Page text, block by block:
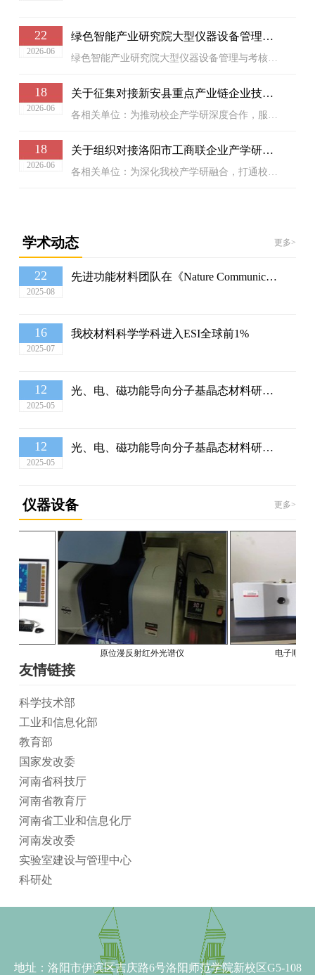
22
2026-06
绿色智能产业研究院大型仪器设备管理与考核办法
绿色智能产业研究院大型仪器设备管理与考核办法为进一步规范本院大型仪器设备运行管理，提高设备利用率，明确大型仪器设备管理人员的岗位职责和工作要求，确保仪器安全和正常运行，更好地助力教学、科研及开展社会服务，特制定本管理办法。本办法适用于归口研究院管理，且单台（套）价值≥40万元及纳入学校大型仪器共享平台的各类精密仪器设备。一、仪器管理基本条件大型仪器设备管理负责老师由各教学学院择优推荐、学校绿色智能产业研究院备案确认，...
18
2026-06
关于征集对接新安县重点产业链企业技术需求的通知
18
2026-06
关于组织对接洛阳市工商联企业产学研需求的通知
学术动态 更多>
22
2025-08
先进功能材料团队在《Nature Communications》发表重要研究成果
16
2025-07
我校材料科学学科进入ESI全球前1%
12
2025-05
光、电、磁功能导向分子基晶态材料研发团队在国际顶级期刊《Nano Energy》发表重要研究成果
12
2025-05
光、电、磁功能导向分子基晶态材料研发团队在国际顶级期刊《Journal of Materials Science & Technology》发表重要研究成果
仪器设备 更多>
原位漫反射红外光谱仪 电子顺磁共
友情链接
科学技术部
工业和信息化部
教育部
国家发改委
河南省科技厅
河南省教育厅
河南省工业和信息化厅
河南发改委
实验室建设与管理中心
科研处
地址： 洛阳市伊滨区吉庆路6号洛阳师范学院新校区G5-108